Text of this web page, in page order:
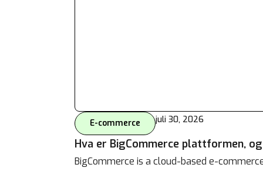
E-commerce juli 30, 2026
Hva er BigCommerce plattformen,
BigCommerce is a cloud-based e-